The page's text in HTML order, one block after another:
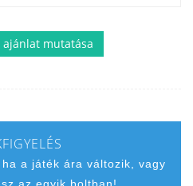
ajánlat mutatása
a játék ára változik, vagy